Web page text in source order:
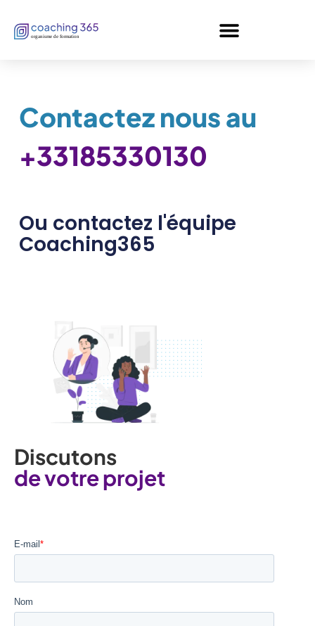
Contactez nous au
+33185330130
Ou contactez l'équipe
Coaching365
Discutons
de votre projet